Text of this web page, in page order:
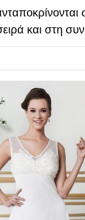
και στη